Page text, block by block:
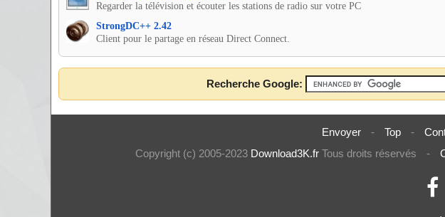
Regarder la télévision et écouter les stations de radio sur votre PC
StrongDC++ 2.42
Client pour le partage en réseau Direct Connect.
Recherche Google:
Envoyer - Top -
Copyright (c) 2005-2023 Download3K.fr Tous droits réservés -